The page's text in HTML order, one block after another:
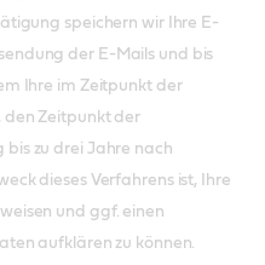
speichern wir Ihre E-
der E-Mails und bis
Ihre im Zeitpunkt der
den Zeitpunkt der
zu drei Jahre nach
dieses Verfahrens ist, Ihre
und ggf. einen
aufklären zu können.